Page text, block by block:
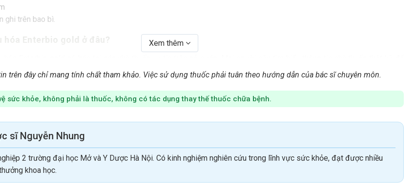
ghi trên bao bì.
hóa Enterbio gold ở đâu?
giả, hàng kém chất lượng, ảnh hưởng đến quá trình điều trị.
Hà Nội. Ngoài ra, khách hàng cũng có thể gọi điện hoặc nhắn tin qua số hotline của nhà thuốc là: 0325095168 hoặc
thuốc để được nhân viên tư vấn và chăm sóc tận tình.
Enterbio gold trên thị trường hiện nay dao động trong khoảng 30.000/vỉ tùy từng địa chỉ mua hàng và giá có thể giao
Mọi người có thể tham khảo giá tại các nhà thuốc khác nhau để mua được thuốc đảm bảo chất lượng và giá thành hợp
Xem thêm
trên đây chỉ mang tính chất tham khảo. Việc sử dụng thuốc phải tuân theo hướng dẫn của bác sĩ chuyên môn.
sức khỏe, không phải là thuốc, không có tác dụng thay thế thuốc chữa bệnh.
sĩ Nguyễn Nhung
2 trường đại học Mở và Y Dược Hà Nội. Có kinh nghiệm nghiên cứu trong lĩnh vực sức khỏe, đạt được nhiều
khoa học.